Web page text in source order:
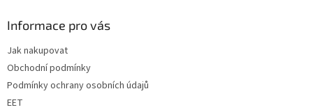
Informace pro vás
Jak nakupovat
Obchodní podmínky
Podmínky ochrany osobních údajů
EET